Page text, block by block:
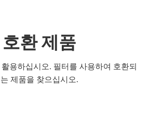
호환 제품
용하십시오. 필터를 사용하여 호환되
는 제품을 찾으십시오.